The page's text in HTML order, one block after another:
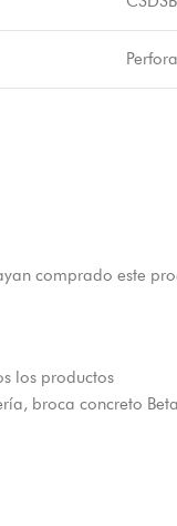
comprado este
los productos
, broca concreto